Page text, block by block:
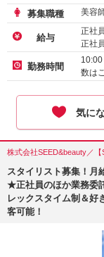
募集職種 美容
給与
正社
正社
正社
勤務時間
数は
気に
株式会社SEED&beauty／
スタイリスト募集！月
★正社員のほか業務委
レックスタイム制＆
客可能！